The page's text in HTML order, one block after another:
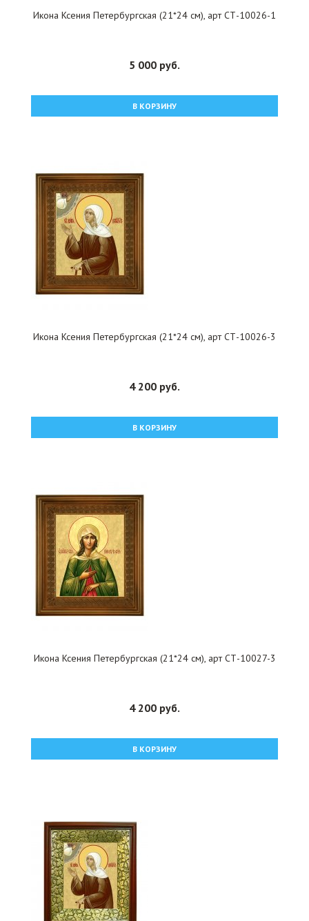
Икона Ксения Петербургская (21*24 см), арт СТ-10026-1
5 000 руб.
В КОРЗИНУ
Икона Ксения Петербургская (21*24 см), арт СТ-10026-3
4 200 руб.
В КОРЗИНУ
Икона Ксения Петербургская (21*24 см), арт СТ-10027-3
4 200 руб.
В КОРЗИНУ